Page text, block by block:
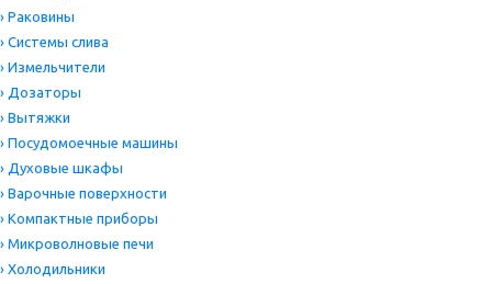
› Раковины
› Системы слива
› Измельчители
› Дозаторы
› Вытяжки
› Посудомоечные машины
› Духовые шкафы
› Варочные поверхности
› Компактные приборы
› Микроволновые печи
› Холодильники